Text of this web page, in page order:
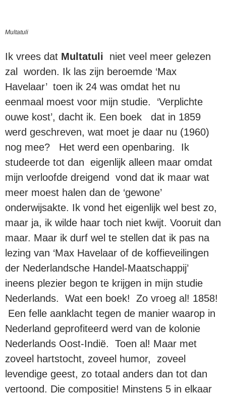
Multatuli
Ik vrees dat Multatuli niet veel meer gelezen
zal worden. Ik las zijn beroemde ‘Max
Havelaar’ toen ik 24 was omdat het nu
eenmaal moest voor mijn studie. ‘Verplichte
ouwe kost’, dacht ik. Een boek dat in 1859
werd geschreven, wat moet je daar nu (1960)
nog mee? Het werd een openbaring. Ik
studeerde tot dan eigenlijk alleen maar omdat
mijn verloofde dreigend vond dat ik maar wat
meer moest halen dan de ‘gewone’
onderwijsakte. Ik vond het eigenlijk wel best zo,
maar ja, ik wilde haar toch niet kwijt. Vooruit dan
maar. Maar ik durf wel te stellen dat ik pas na
lezing van ‘Max Havelaar of de koffieveilingen
der Nederlandsche Handel-Maatschappij’
ineens plezier begon te krijgen in mijn studie
Nederlands. Wat een boek! Zo vroeg al! 1858!
Een felle aanklacht tegen de manier waarop in
Nederland geprofiteerd werd van de kolonie
Nederlands Oost-Indië. Toen al! Maar met
zoveel hartstocht, zoveel humor, zoveel
levendige geest, zo totaal anders dan tot dan
vertoond. Die compositie! Minstens 5 in elkaar